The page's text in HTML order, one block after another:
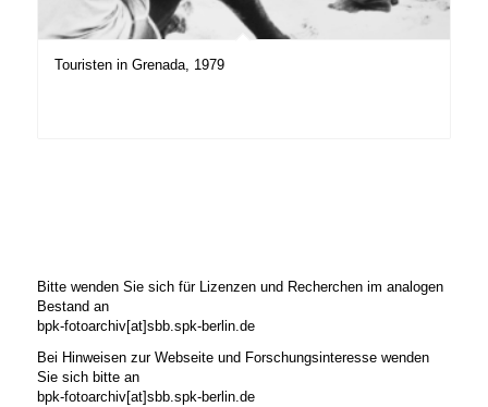
Touristen in Grenada, 1979
Bitte wenden Sie sich für Lizenzen und Recherchen im analogen
Bestand an
bpk-fotoarchiv[at]sbb.spk-berlin.de
Bei Hinweisen zur Webseite und Forschungsinteresse wenden
Sie sich bitte an
bpk-fotoarchiv[at]sbb.spk-berlin.de